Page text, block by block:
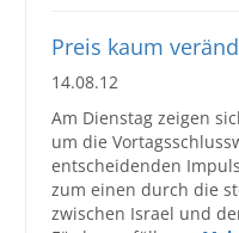
Preis kaum
14.08.12
Am Dienstag zeigen
um die
entscheidenden
zum einen durch die
zwischen Israel und